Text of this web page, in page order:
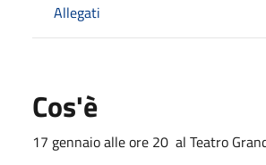
Allegati
Cos'è
17 gennaio alle ore 20 al Teatro